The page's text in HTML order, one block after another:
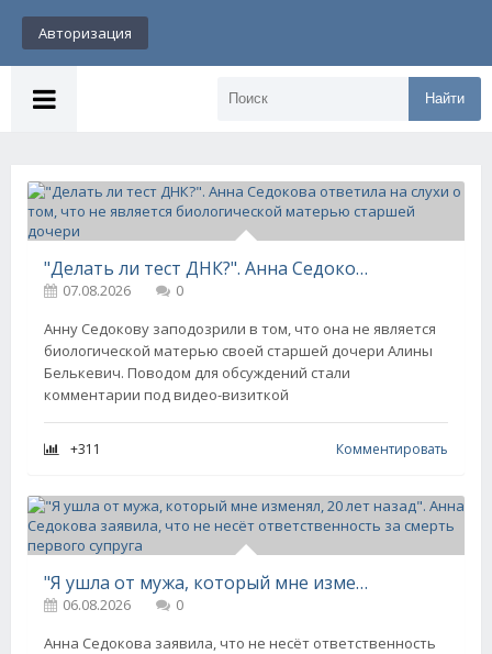
Авторизация
Найти
"Делать ли тест ДНК?". Анна Седокова ответила на слухи о том, что не является биологической матерью старшей дочери
07.08.2026
0
Анну Седокову заподозрили в том, что она не является
биологической матерью своей старшей дочери Алины
Белькевич. Поводом для обсуждений стали
комментарии под видео-визиткой
+311 Комментировать
"Я ушла от мужа, который мне изменял, 20 лет назад". Анна Седокова заявила, что не несёт ответственность за смерть первого супруга
06.08.2026
0
Анна Седокова заявила, что не несёт ответственность